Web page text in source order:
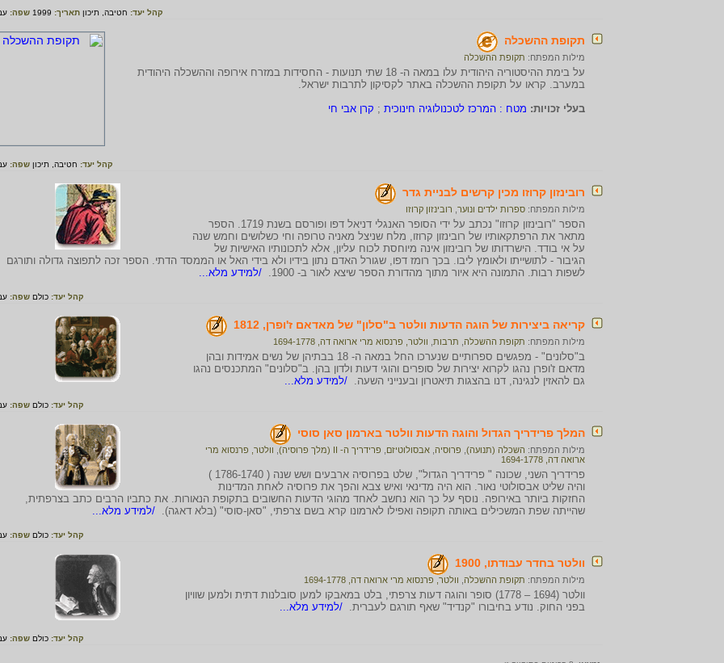
קהל יעד: חטיבה, תיכון תאריך: 1999 שפה:
תקופת ההשכלה
מילות המפתח: תקופת ההשכלה
על בימת ההיסטוריה היהודית עלו במאה ה- 18 שתי תנועות - החסידות במזרח אירופה וההשכלה היהודית
במערב. קראו על תקופת ההשכלה באתר לקסיקון לתרבות ישראל.
בעלי זכויות: מטח : המרכז לטכנולוגיה חינוכית ; קרן אבי חי
קהל יעד: חטיבה, תיכון שפה:
רובינזון קרוזו מכין קרשים לבניית גדר
מילות המפתח: ספרות ילדים ונוער רובינזון קרוזו
הספר "רובינזון קרוזו" נכתב על ידי הסופר האנגלי דניאל דפו ופורסם בשנת 1719. הספר
מתאר את הרפתקאותיו של רובינזון קרוזו, מלח שניצל מאניה טרופה וחי כשלושים וחמש שנה
על אי בודד. הישרדותו של רובינזון אינה מיוחסת לכוח עליון, אלא לתכונותיו האישיות של
הגיבור - לתושייתו ולאומץ ליבו. בכך רומז דפו, שגורל האדם נתון בידיו ולא בידי האל או הממסד הדתי. הספר זכה לתפוצה גדולה ותורגם
לשפות רבות. התמונה היא איור מתוך מהדורת הספר שיצא לאור ב- 1900.
/למידע מלא...
קהל יעד: כולם שפה:
קריאה ביצירות של הוגה הדעות וולטר ב"סלון" של מאדאם ז'ופרן, 1812
מילות המפתח: תקופת ההשכלה תרבות וולטר, פרנסוא מרי ארואה דה, 1694-1778
ב"סלונים" - מפגשים ספרותיים שנערכו החל במאה ה- 18 בבתיהן של נשים אמידות ובהן
מדאם ז'ופרן נהגו לקרוא יצירות של סופרים והוגי דעות ולדון בהן. ב"סלונים" המתכנסים נהגו
גם להאזין לנגינה, דנו בהצגות תיאטרון ובענייני השעה. /למידע מלא...
קהל יעד: כולם שפה:
המלך פרידריך הגדול והוגה הדעות וולטר בארמון סאן סוסי
מילות המפתח: השכלה (תנועה) פרוסיה אבסולוטיזם פרידריך ה- II (מלך פרוסיה)
וולטר, פרנסוא מרי
ארואה דה, 1694-1778
פרידריך השני, שכונה " פרידריך הגדול", שלט בפרוסיה ארבעים ושש שנה ( 1786-1740 )
והיה שליט אבסולוטי נאור. הוא היה מדינאי ואיש צבא והפך את פרוסיה לאחת המדינות
החזקות ביותר באירופה. נוסף על כך הוא נחשב לאחד מהוגי הדעות החשובים בתקופת הנאורות. את כתביו הרבים כתב בצרפתית,
שהייתה שפת המשכילים באותה תקופה ואפילו לארמונו קרא בשם צרפתי, "סאן-סוסי" (בלא דאגה). /למידע מלא...
קהל יעד: כולם שפה:
וולטר בחדר עבודתו, 1900
מילות המפתח: תקופת ההשכלה וולטר, פרנסוא מרי ארואה דה, 1694-1778
וולטר (1694 – 1778) סופר והוגה דעות צרפתי, בלט במאבקו למען סובלנות דתית ולמען שוויון
בפני החוק. נודע בחיבורו "קנדיד" שאף תורגם לעברית. /למידע מלא...
קהל יעד: כולם שפה: